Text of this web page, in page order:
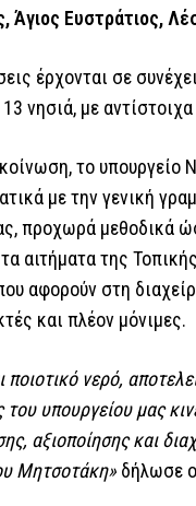
Ευστράτιος,
έρχονται σε
νησιά, με
το υπουργείο
με την γενική
προχωρά μεθοδικά
αιτήματα της
αφορούν στη
και πλέον μόνιμες.
νερό,
υπουργείου μας
αξιοποίησης και
Μητσοτάκη» δήλωσε